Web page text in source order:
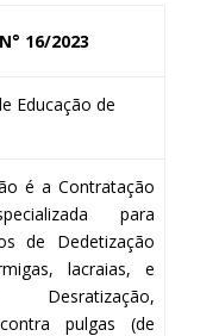
16/2023
Educação de
é a Contratação
para
de Dedetização
lacraias, e
pulgas (de